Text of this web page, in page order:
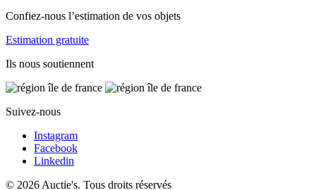
Confiez-nous l’estimation de vos objets
Estimation gratuite
Ils nous soutiennent
Suivez-nous
Instagram
Facebook
Linkedin
© 2026 Auctie's. Tous droits réservés